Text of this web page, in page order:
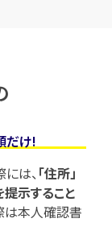
だけ!
は、「住所」
提示すること
は本人確認書